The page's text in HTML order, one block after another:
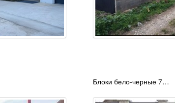
Блоки бело-черные 7…